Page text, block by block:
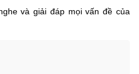
và giải đáp mọi vấn đề của